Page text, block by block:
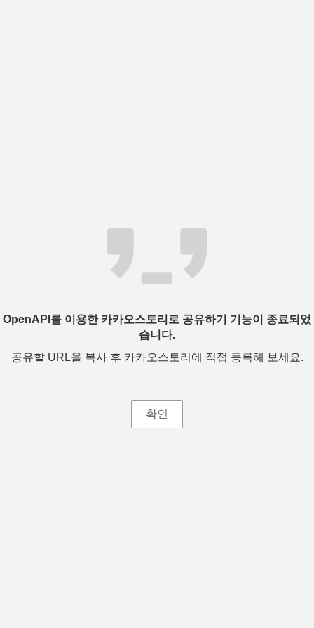
OpenAPI를 이용한 카카오스토리로 공유하기 기능이 종료되었
습니다.
공유할 URL을 복사 후 카카오스토리에 직접 등록해 보세요.
확인